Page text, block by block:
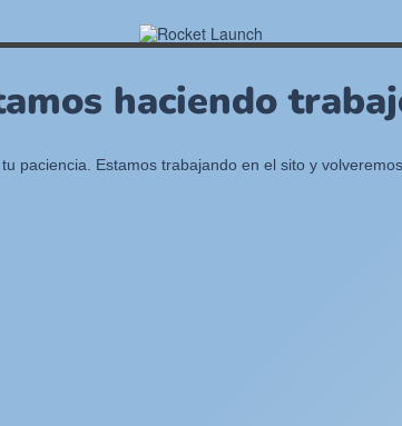
haciendo
paciencia. Estamos trabajando en el sito y